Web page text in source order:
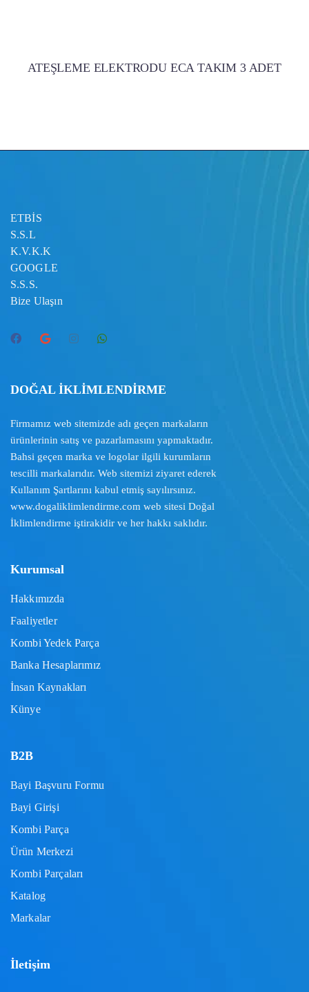
ATEŞLEME ELEKTRODU ECA TAKIM 3 ADET
ETBİS
S.S.L
K.V.K.K
GOOGLE
S.S.S.
Bize Ulaşın
DOĞAL İKLİMLENDİRME
Firmamız web sitemizde adı geçen markaların
ürünlerinin satış ve pazarlamasını yapmaktadır.
Bahsi geçen marka ve logolar ilgili kurumların
tescilli markalarıdır. Web sitemizi ziyaret ederek
Kullanım Şartlarını kabul etmiş sayılırsınız.
www.dogaliklimlendirme.com web sitesi Doğal
İklimlendirme iştirakidir ve her hakkı saklıdır.
Kurumsal
Hakkımızda
Faaliyetler
Kombi Yedek Parça
Banka Hesaplarımız
İnsan Kaynakları
Künye
B2B
Bayi Başvuru Formu
Bayi Girişi
Kombi Parça
Ürün Merkezi
Kombi Parçaları
Katalog
Markalar
İletişim